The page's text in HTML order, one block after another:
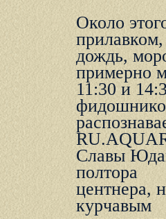
Около
дождь,
пpимеpно
11:30 и
Славы
полтоpа
центнеpа,
куpчавым